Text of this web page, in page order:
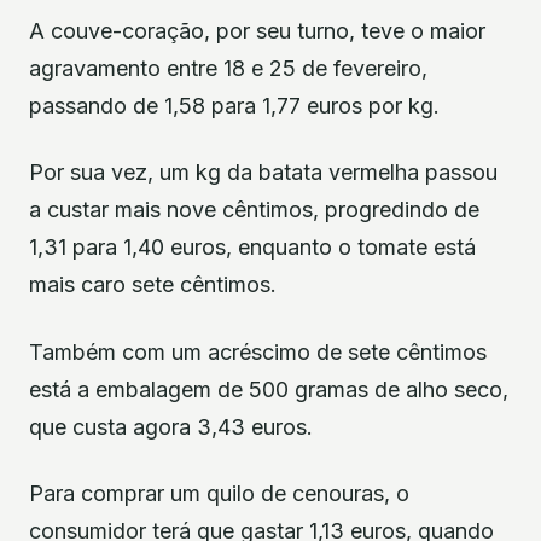
A couve-coração, por seu turno, teve o maior
agravamento entre 18 e 25 de fevereiro,
passando de 1,58 para 1,77 euros por kg.
Por sua vez, um kg da batata vermelha passou
a custar mais nove cêntimos, progredindo de
1,31 para 1,40 euros, enquanto o tomate está
mais caro sete cêntimos.
Também com um acréscimo de sete cêntimos
está a embalagem de 500 gramas de alho seco,
que custa agora 3,43 euros.
Para comprar um quilo de cenouras, o
consumidor terá que gastar 1,13 euros, quando